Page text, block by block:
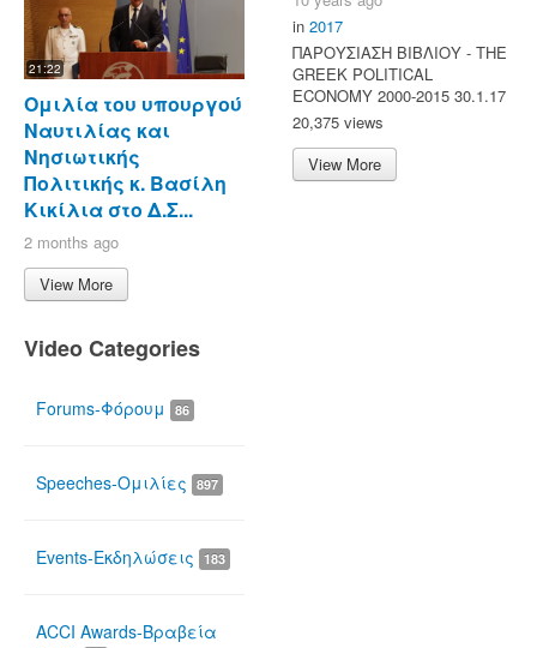
21:22
Ομιλία του υπουργού
Ναυτιλίας και
Νησιωτικής
Πολιτικής κ. Βασίλη
Κικίλια στο Δ.Σ...
2 months ago
View More
Video Categories
Forums-Φόρουμ 86
Speeches-Ομιλίες 897
Events-Εκδηλώσεις 183
ACCI Awards-Βραβεία
in 2017
ΠΑΡΟΥΣΙΑΣΗ ΒΙΒΛΙΟΥ - ΤΗΕ
GREEK POLITICAL
ECONOMY 2000-2015 30.1.17
20,375 views
View More